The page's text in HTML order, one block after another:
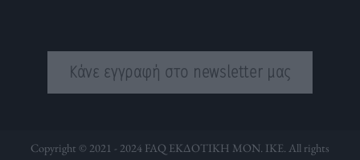
Κάνε εγγραφή στο newsletter μας
Copyright © 2021 - 2024 FAQ ΕΚΔΟΤΙΚΗ ΜΟΝ. ΙΚΕ. All rights